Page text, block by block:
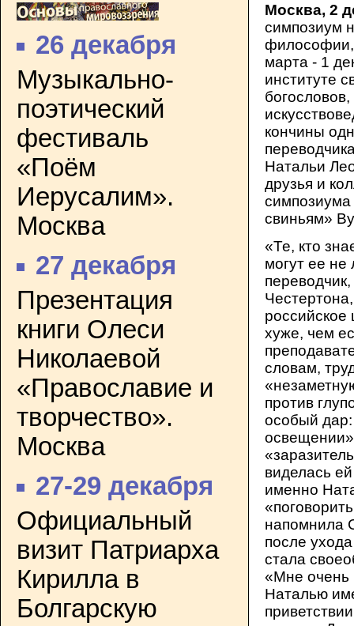
26 декабря
Музыкально-
поэтический
фестиваль
«Поём
Иерусалим».
Москва
27 декабря
Презентация
книги Олеси
Николаевой
«Православие и
творчество».
Москва
27-29 декабря
Официальный
визит Патриарха
Кирилла в
Болгарскую
Москва, 2
симпозиум
философии,
марта - 1
институте
кончины
Натальи
друзья и
свиньям»
«Те, кто
могут ее
хуже, чем
словам,
против
особый
виделась
именно
напомнила
после
стала
«Мне очень
Наталью